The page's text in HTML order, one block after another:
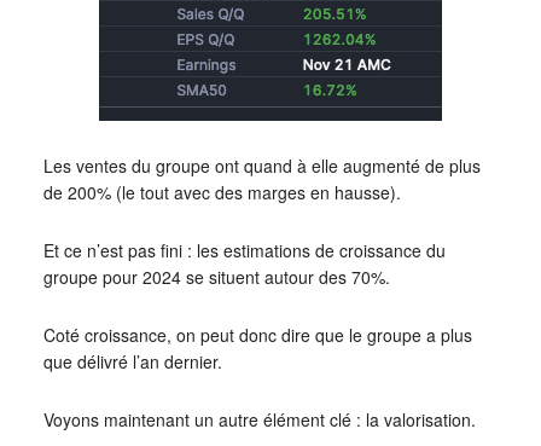
Les ventes du groupe ont quand à elle augmenté de plus
de 200% (le tout avec des marges en hausse).
Et ce n’est pas fini : les estimations de croissance du
groupe pour 2024 se situent autour des 70%.
Coté croissance, on peut donc dire que le groupe a plus
que délivré l’an dernier.
Voyons maintenant un autre élément clé : la valorisation.